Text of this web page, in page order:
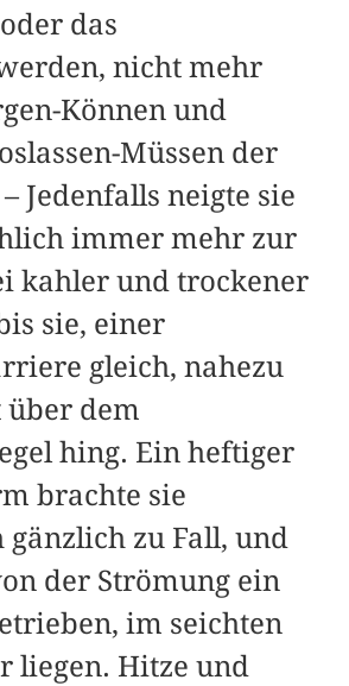
das
nicht mehr
Können und
Müssen der
Jedenfalls neigte sie
immer mehr zur
kahler und trockener
sie, einer
gleich, nahezu
dem
hing. Ein heftiger
brachte sie
zu Fall, und
der Strömung ein
im seichten
liegen. Hitze und